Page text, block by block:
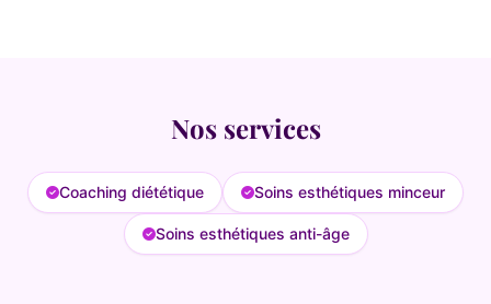
Nos services
Coaching diététique Soins esthétiques minceur
Soins esthétiques anti-âge